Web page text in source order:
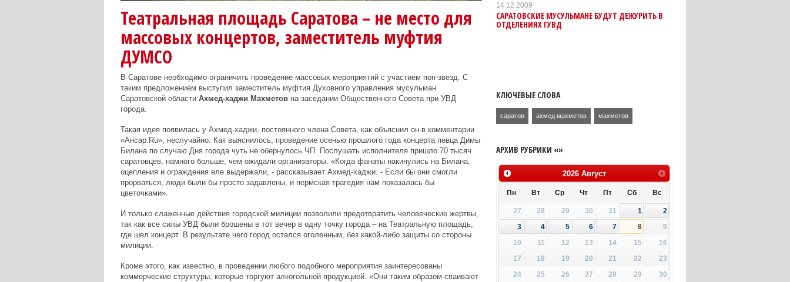
Театральная площадь Саратова – не место для
массовых концертов, заместитель муфтия
ДУМСО
В Саратове необходимо ограничить проведение массовых мероприятий с участием поп-звезд. С
таким предложением выступил заместитель муфтия Духовного управления мусульман
Саратовской области Ахмед-хаджи Махметовна заседании Общественного Совета при УВД
города.
Такая идея появилась у Ахмед-хаджи, постоянного члена Совета, как объяснил он в комментарии
«Ансар.Ru», неслучайно. Как выяснилось, проведение осенью прошлого года концерта певца Димы
Билана по случаю Дня города чуть не обернулось ЧП. Послушать исполнителя пришло 70 тысяч
саратовцев, намного больше, чем ожидали организаторы. «Когда фанаты накинулись на Билана,
оцепления и ограждения еле выдержали, - рассказывает Ахмед-хаджи. - Если бы они смогли
прорваться, люди были бы просто задавлены, и пермская трагедия нам показалась бы
цветочками».
И только слаженные действия городской милиции позволили предотвратить человеческие жертвы,
так как все силы УВД были брошены в тот вечер в одну точку города – на Театральную площадь,
где шел концерт. В результате чего город остался оголенным, без какой-либо защиты со стороны
милиции.
Кроме этого, как известно, в проведении любого подобного мероприятия заинтересованы
коммерческие структуры, которые торгуют алкогольной продукцией. «Они таким образом спаивают
14.12.2009
САРАТОВСКИЕ МУСУЛЬМАНЕ БУДУТ ДЕЖУРИТЬ В
ОТДЕЛЕНИЯХ ГУВД
КЛЮЧЕВЫЕ СЛОВА
саратов ахмед махметов махметов
АРХИВ РУБРИКИ «»
2026 Август
Пн Вт Ср Чт Пт Сб Вс
27 28 29 30 31 1
2
3
4 5 6 7 8
9
10
11 12 13 14 15
16
17
18 19 20 21 22
23
24
25 26 27 28 29
30